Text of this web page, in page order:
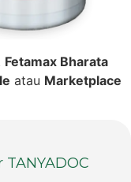
Fetamax Bharata
atau Marketplace